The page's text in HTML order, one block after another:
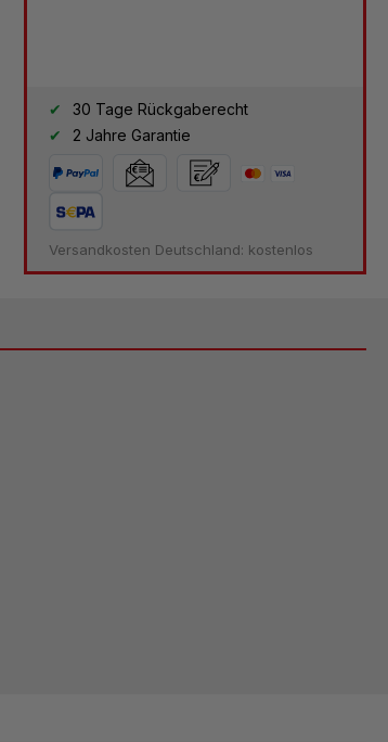
30 Tage Rückgaberecht
2 Jahre Garantie
Versandkosten Deutschland: kostenlos